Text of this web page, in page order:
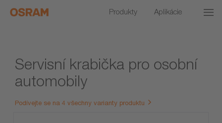
Produkty Aplikácie
Servisní krabička pro osobní
automobily
Podívejte se na 4 všechny varianty produktu